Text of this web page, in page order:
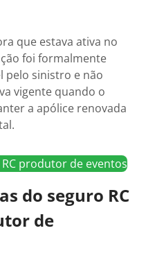
que estava ativa no
foi formalmente
pelo sinistro e não
vigente quando o
a apólice renovada
produtor de eventos
do seguro RC
de